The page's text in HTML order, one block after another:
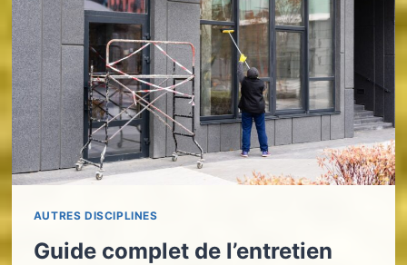
AUTRES DISCIPLINES
Guide complet de l’entretien